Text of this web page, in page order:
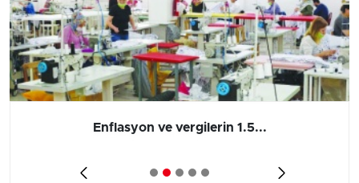
Barış yatırımı, üretimi ve...